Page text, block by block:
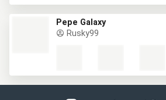
Pepe Galaxy
Rusky99